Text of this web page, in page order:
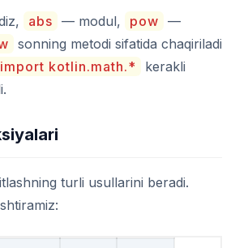
abs — modul, pow —
sonning metodi sifatida chaqiriladi
import kotlin.math.*
kerakli
turli usullarini beradi.